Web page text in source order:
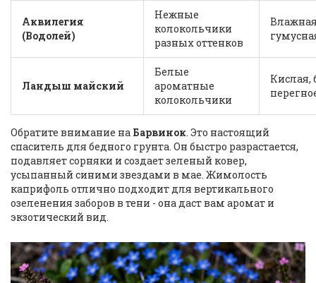
Аквилегия
(Водолей)
Нежные
колокольчики
разных оттенков
Ландыш майский
Белые
ароматные
колокольчики
Кислая,
Обратите внимание на Барвинок. Это настоящий
спаситель для бедного грунта. Он быстро разрастается,
подавляет сорняки и создает зеленый ковер,
усыпанный синими звездами в мае. Жимолость
каприфоль отлично подходит для вертикального
озеленения заборов в тени - она даст вам аромат и
экзотический вид.